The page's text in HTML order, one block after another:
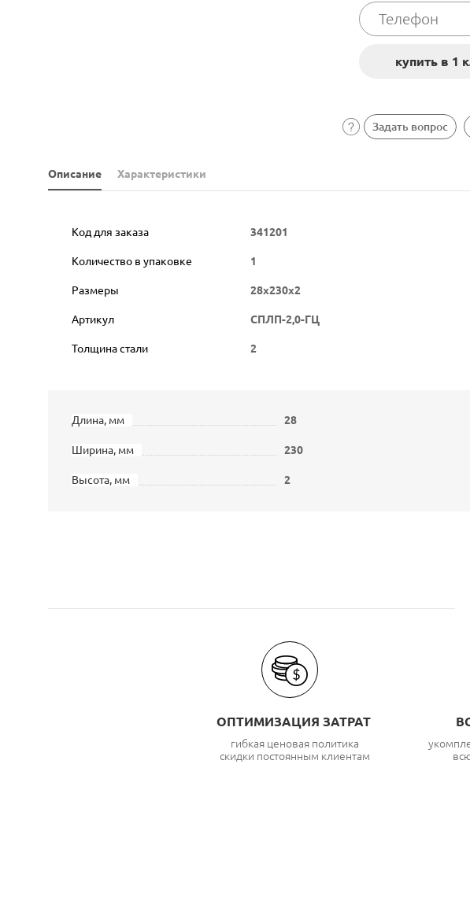
Задать вопрос
Описание Характеристики
Код для заказа 341201
Количество в упаковке 1
Размеры 28х230х2
Артикул СПЛП-2,0-ГЦ
Толщина стали 2
Длина, мм 28
Ширина, мм 230
Высота, мм 2
ОПТИМИЗАЦИЯ ЗАТРАТ
гибкая ценовая политика
скидки постоянным клиентам